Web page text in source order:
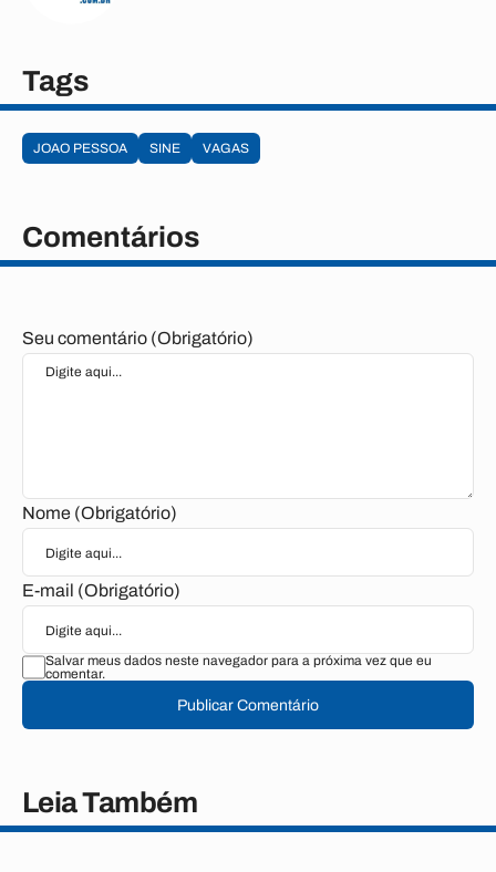
Tags
JOAO PESSOA SINE VAGAS
Comentários
Seu comentário (Obrigatório)
Nome (Obrigatório)
E-mail (Obrigatório)
Salvar meus dados neste navegador para a próxima vez que eu
comentar.
Publicar Comentário
Leia Também